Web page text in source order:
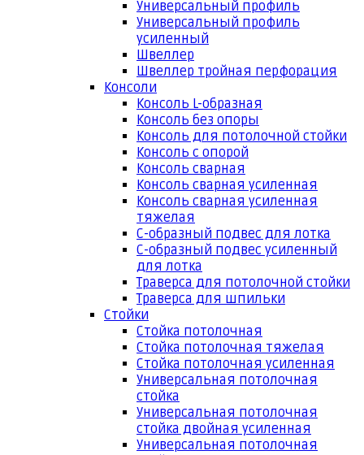
Универсальный профиль
Универсальный профиль
усиленный
Швеллер
Швеллер тройная перфорация
Консоли
Консоль L-образная
Консоль без опоры
Консоль для потолочной стойки
Консоль с опорой
Консоль сварная
Консоль сварная усиленная
Консоль сварная усиленная
тяжелая
С-образный подвес для лотка
С-образный подвес усиленный
для лотка
Траверса для потолочной стойки
Траверса для шпильки
Стойки
Стойка потолочная
Стойка потолочная тяжелая
Стойка потолочная усиленная
Универсальная потолочная
стойка
Универсальная потолочная
стойка двойная усиленная
Универсальная потолочная